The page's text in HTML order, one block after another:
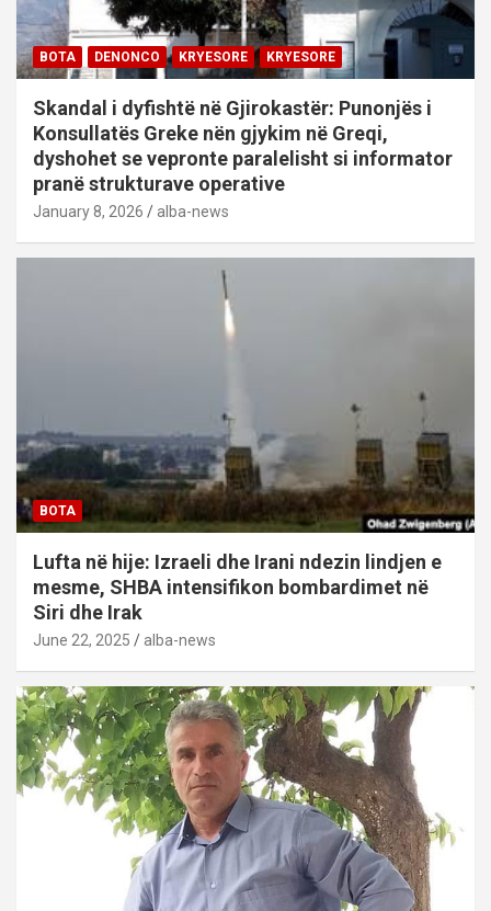
BOTA DENONCO KRYESORE KRYESORE
Skandal i dyfishtë në Gjirokastër: Punonjës i
Konsullatës Greke nën gjykim në Greqi,
dyshohet se vepronte paralelisht si informator
pranë strukturave operative
January 8, 2026 alba-news
BOTA
Lufta në hije: Izraeli dhe Irani ndezin lindjen e
mesme, SHBA intensifikon bombardimet në
Siri dhe Irak
June 22, 2025 alba-news